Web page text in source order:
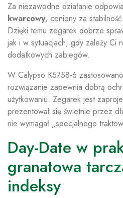
Za niezawodne działanie
kwarcowy, ceniony za
Dzięki temu zegarek dobrze
jak i w sytuacjach, gdy zależy Ci
dodatkowych zabiegów.
W Calypso K5758-6 zastosowano
rozwiązanie zapewnia dobrą
użytkowaniu. Zegarek jest
prezentował się świetnie przez
nie wymagał „specjalnego
Day-Date w
granatowa
indeksy